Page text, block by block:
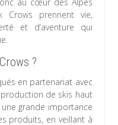
Crows prennent vie,
et d’aventure qui
?
en partenariat avec
de skis haut
grande importance
produits, en veillant à